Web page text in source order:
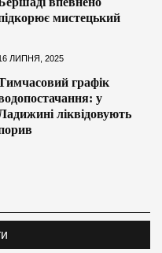
мистецький
ЛИПНЯ, 2025
графік
у
ліквідовують